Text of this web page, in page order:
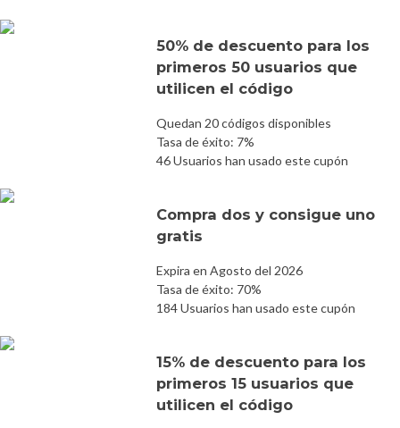
50% de descuento para los
primeros 50 usuarios que
utilicen el código
Quedan 20 códigos disponibles
Tasa de éxito: 7%
46 Usuarios han usado este cupón
Compra dos y consigue uno
gratis
Expira en Agosto del 2026
Tasa de éxito: 70%
184 Usuarios han usado este cupón
15% de descuento para los
primeros 15 usuarios que
utilicen el código